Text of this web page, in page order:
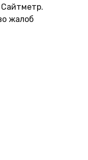
Сайтметр.
жалоб